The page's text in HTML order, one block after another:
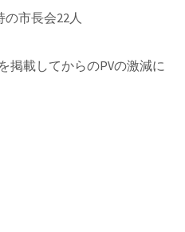
市長会22人
掲載してからのPVの激減に